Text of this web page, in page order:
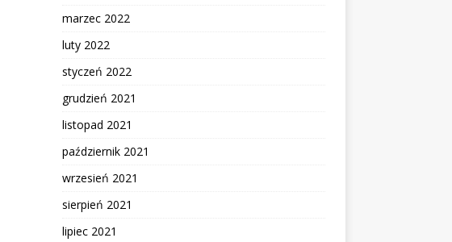
marzec 2022
luty 2022
styczeń 2022
grudzień 2021
listopad 2021
październik 2021
wrzesień 2021
sierpień 2021
lipiec 2021